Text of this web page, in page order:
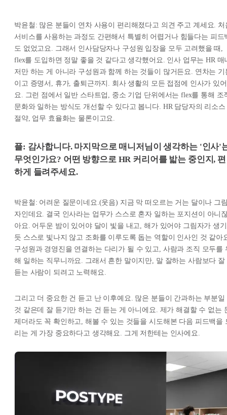
박윤철: 많은 분들이 연차 사용이 편리해졌다고 의견 주고 계세요. 처
서비스를 사용하는 과정도 간편해서 특별히 어렵거나 힘들다는 피드
도 없었고요. 그래서 인사담당자나 구성원 입장을 모두 고려했을 때,
flex를 도입하면 정말 좋을 것 같다고 생각했어요. 인사 업무는 HR 매
저만 하는 게 아니라 구성원과 함께 하는 것들이 많거든요. 연차는 기
이고 증명서, 휴가, 출퇴근까지. 회사 생활의 모든 접점에 인사가 있어
요. 그런 점에서 일반 스타트업, 중소 기업 단위에서는 flex를 통해 조
문화와 일하는 방식도 개선할 수 있다고 봅니다. HR 담당자의 리소스
절약, 업무 효율화는 물론이고요.
플: 감사합니다. 마지막으로 매니저님이 생각하는 '인사'
무엇인가요? 어떤 방향으로 HR 커리어를 밟는 중인지, 편
하게 들려주세요.
박윤철: 어려운 질문이네요.(웃음) 지금 막 떠오르는 거는 달이나 그
자인데요. 결국 인사라는 업무가 스스로 혼자 일하는 포지션이 아니
아요. 어두운 밤이 있어야 달이 빛을 내고, 해가 있어야 그림자가 생기
듯 스스로 빛나지 않고 조화를 이루도록 돕는 역할이 인사인 것 같아
구성원과 경영진을 연결하는 다리가 될 수 있고, 사람과 조직 모두를
해 일하는 직무니까요. 그래서 흔한 말이지만, 말 잘하는 사람보다 잘
듣는 사람이 되려고 노력해요.
그리고 더 중요한 건 듣고 난 이후예요. 많은 분들이 간과하는 부분일
것 같은데 잘 듣기만 하는 건 듣는 게 아니에요. 제가 해결할 수 없는
제더라도 꼭 확인하고, 해볼 수 있는 것들을 시도해본 다음 피드백을
리는 게 가장 중요하다고 생각해요. 그게 저한테는 인사에요.